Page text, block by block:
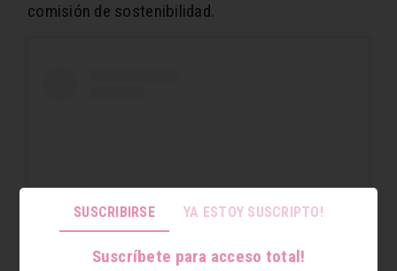
comisión de sostenibilidad.
SUSCRIBIRSE YA ESTOY SUSCRIPTO!
Suscríbete para acceso total!